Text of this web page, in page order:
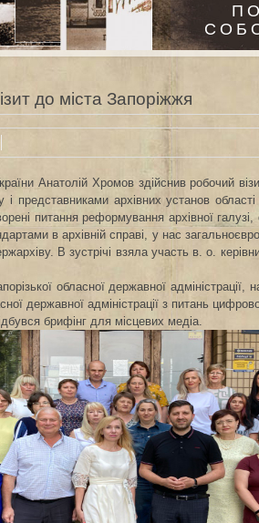
до міста Запоріжжя
Анатолій Хромов здійснив робочий
представниками архівних установ області
питання реформування архівної
в архівній справі, у нас
В зустрічі взяла участь в. о.
обласної державної адміністрації,
державної адміністрації з питань
брифінг для місцевих медіа.